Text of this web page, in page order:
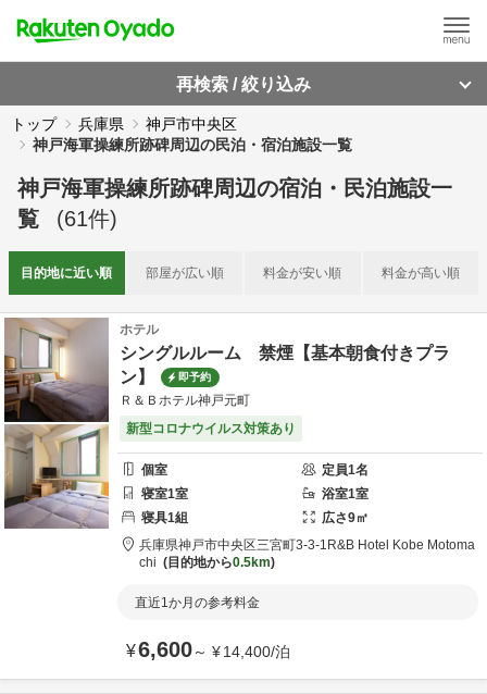
再検索 / 絞り込み
トップ 兵庫県
神戸市中央区
神戸海軍操練所跡碑周辺の民泊・宿泊施設一覧
神戸海軍操練所跡碑周辺の宿泊・民泊施設一
覧
(61件)
目的地に近い順 部屋が広い順 料金が安い順 料金が高い順
ホテル
シングルルーム 禁煙【基本朝食付きプラ
ン】
即予約
Ｒ＆Ｂホテル神戸元町
新型コロナウイルス対策あり
個室 定員1名
寝室1室 浴室1室
寝具1組 広さ9㎡
兵庫県神戸市中央区三宮町3-3-1 R&B Hotel Kobe Motoma
chi
目的地から0.5km
直近1か月の参考料金
¥6,600～ ¥14,400/泊